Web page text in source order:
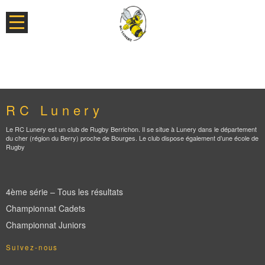
RC Lunery
Le RC Lunery est un club de Rugby Berrichon. Il se situe à Lunery dans le département
du cher (région du Berry) proche de Bourges. Le club dispose également d’une école de
Rugby
4ème série – Tous les résultats
Championnat Cadets
Championnat Juniors
Suivez-nous